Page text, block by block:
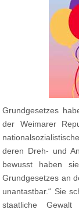
Grundgesetzes
der Weimarer
deren Dreh- und
bewusst haben
Grundgesetzes an
unantastbar.“ Sie
staatliche